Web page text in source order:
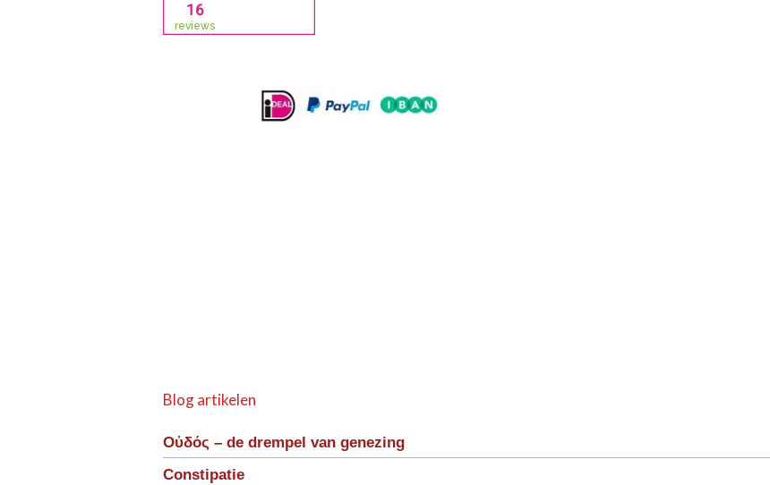
Blog artikelen
Οὐδός – de drempel van genezing
Constipatie